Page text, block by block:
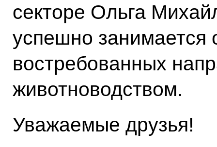
секторе Ольга
успешно
востребованных
животноводством.
Уважаемые друзья!